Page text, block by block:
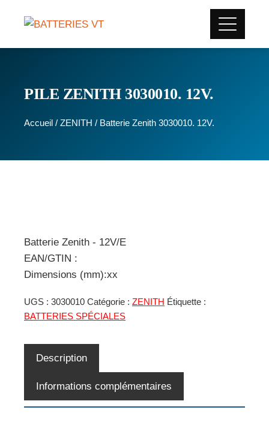
PILE ZENITH 3030010. 12V.
Accueil / ZENITH / Batterie Zenith 3030010. 12V.
Batterie Zenith - 12V/E
EAN/GTIN :
Dimensions (mm):xx
UGS : 3030010 Catégorie : ZENITH Étiquette :
BATTERIES SPÉCIALES
Description
Informations complémentaires